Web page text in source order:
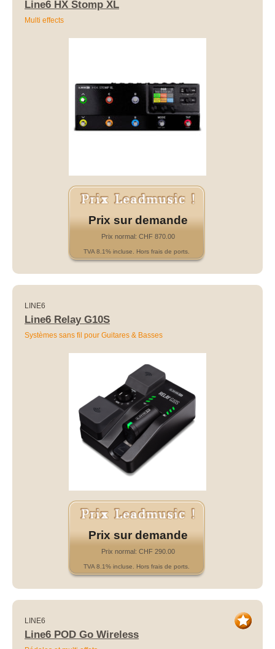
Line6 HX Stomp XL
Multi effects
Prix sur demande
Prix normal: CHF 870.00
TVA 8.1% incluse. Hors frais de ports.
LINE6
Line6 Relay G10S
Systèmes sans fil pour Guitares & Basses
Prix sur demande
Prix normal: CHF 290.00
TVA 8.1% incluse. Hors frais de ports.
LINE6
Line6 POD Go Wireless